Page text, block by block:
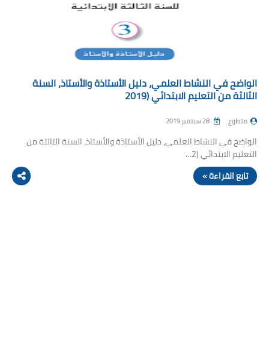
الواضح في النشاط العلمي، دليل الأستاذة والأستاذ، السنة
الثالثة من التعليم الابتدائي (2019
متطوع
الواضح في النشاط العلمي، دليل الأستاذة والأستاذ، السنة الثالثة من
التعليم الابتدائي (2…
تابع القراءة »